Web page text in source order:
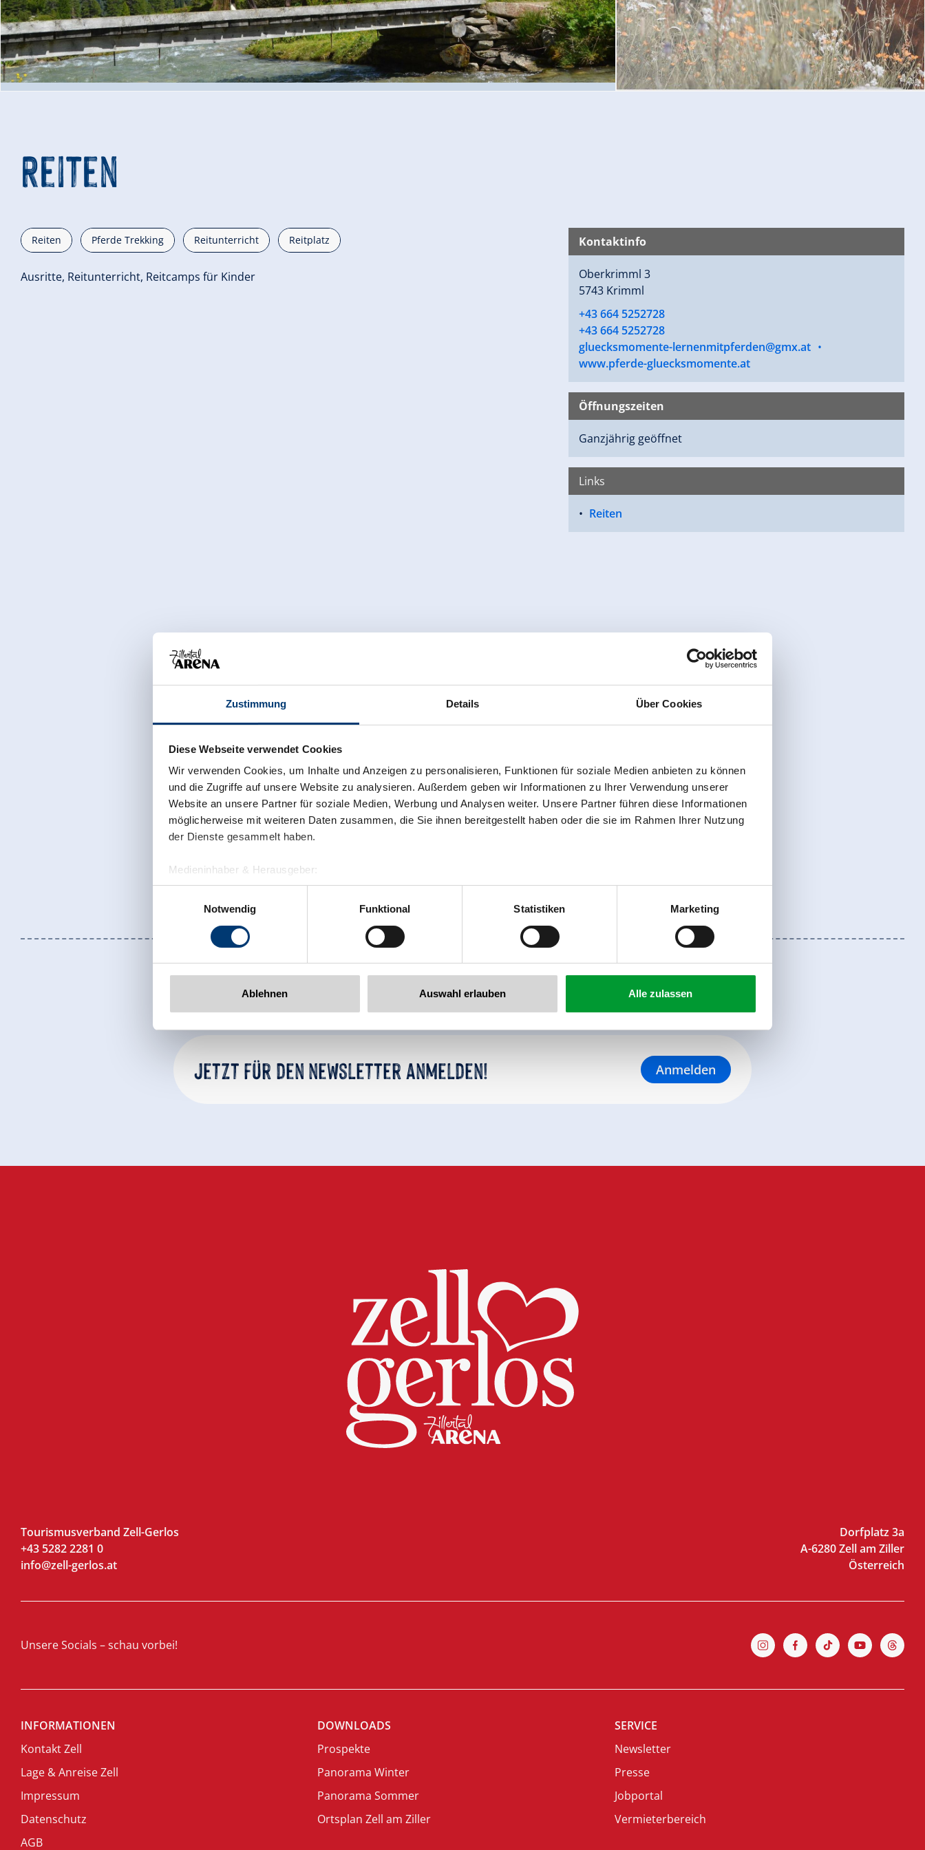
Zustimmung Details Über Cookies
Diese Webseite verwendet Cookies
Wir verwenden Cookies, um Inhalte und Anzeigen zu personalisieren, Funktionen für soziale Medien anbieten zu können
und die Zugriffe auf unsere Website zu analysieren. Außerdem geben wir Informationen zu Ihrer Verwendung unserer
Website an unsere Partner für soziale Medien, Werbung und Analysen weiter. Unsere Partner führen diese Informationen
möglicherweise mit weiteren Daten zusammen, die Sie ihnen bereitgestellt haben oder die sie im Rahmen Ihrer Nutzung
der Dienste gesammelt haben.
Medieninhaber & Herausgeber:
Zeller Bergbahnen Zillertal GmbH & Co KG
Rohr 23// A-6280 Zell am Ziller
www.zillertalarena.com
Notwendig
Funktional Statistiken Marketing
Ablehnen Auswahl erlauben Alle zulassen
Reiten
Reiten Pferde Trekking Reitunterricht Reitplatz
Ausritte, Reitunterricht, Reitcamps für Kinder
Kontaktinfo
Oberkrimml 3
5743 Krimml
+43 664 5252728
+43 664 5252728
gluecksmomente-lernenmitpferden@gmx.at •
www.pferde-gluecksmomente.at
Öffnungszeiten
Ganzjährig geöffnet
Links
Reiten
Zurück zur Übersicht
Jetzt für den newsletter anmelden! Anmelden
Tourismusverband Zell-Gerlos
+43 5282 2281 0
info@zell-gerlos.at
Dorfplatz 3a
A-6280 Zell am Ziller
Österreich
Unsere Socials – schau vorbei!
INFORMATIONEN
Kontakt Zell
Lage & Anreise Zell
Impressum
Datenschutz
AGB
DOWNLOADS
Prospekte
Panorama Winter
Panorama Sommer
Ortsplan Zell am Ziller
SERVICE
Newsletter
Presse
Jobportal
Vermieterbereich